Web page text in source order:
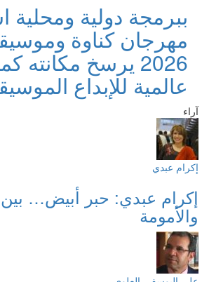
ببرمجة دولية ومحلية
مهرجان كناوة
2026 يرسخ مكانته
عالمية للإبداع
آراء
إكرام عبدي
إكرام عبدي: حبر أبيض… بين
والأمومة